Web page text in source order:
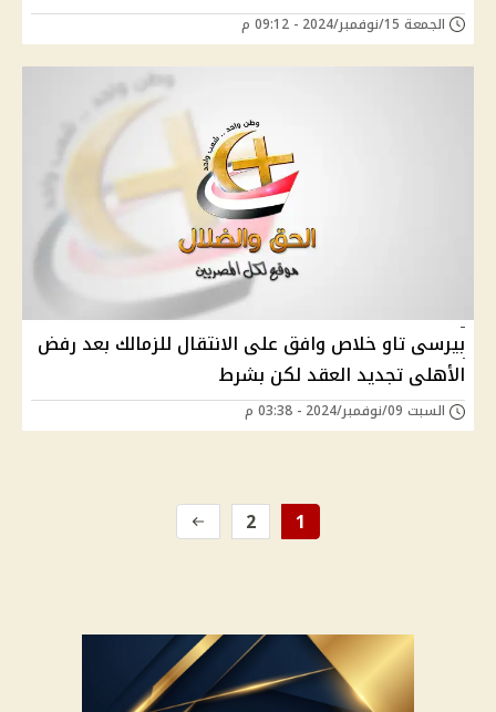
الجمعة 15/نوفمبر/2024 - 09:12 م
بيرسى تاو خلاص وافق على الانتقال للزمالك بعد رفض
الأهلى تجديد العقد لكن بشرط
السبت 09/نوفمبر/2024 - 03:38 م
1
2